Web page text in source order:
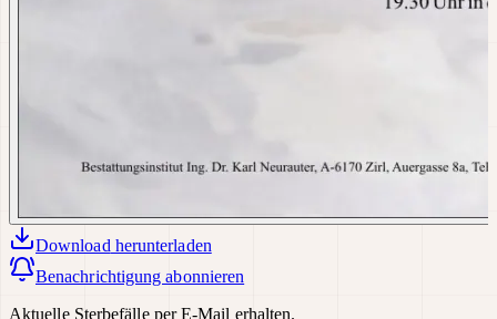
Download herunterladen
Benachrichtigung abonnieren
Aktuelle Sterbefälle per E-Mail erhalten.